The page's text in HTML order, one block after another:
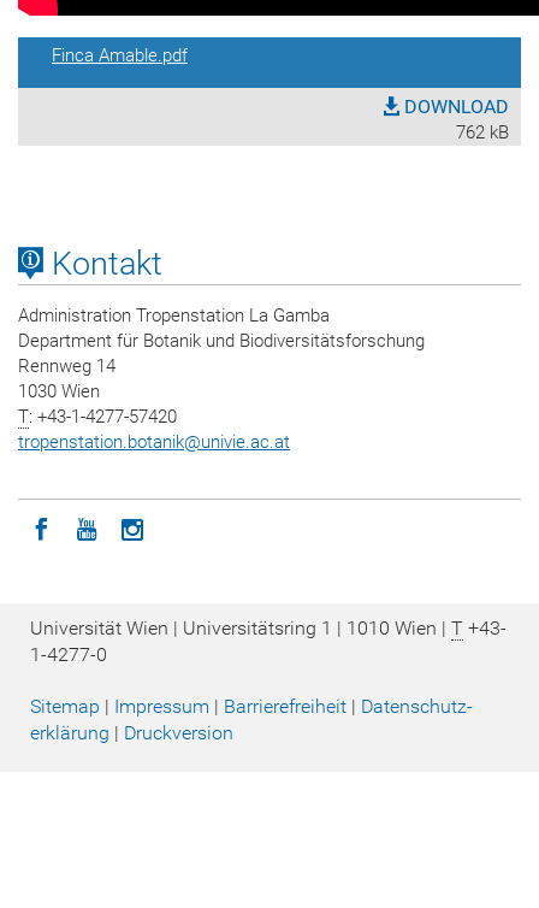
Finca Amable.pdf
DOWNLOAD
762 kB
Kontakt
Administration Tropenstation La Gamba
Department für Botanik und Biodiversitätsforschung
Rennweg 14
1030 Wien
T: +43-1-4277-57420
tropenstation.botanik@univie.ac.at
Icon facebook
Icon youtube
Icon instagram
Universität Wien | Universitätsring 1 | 1010 Wien | T +43-
1-4277-0
Sitemap | Impressum | Barrierefreiheit | Datenschutz­
erklärung | Druckversion